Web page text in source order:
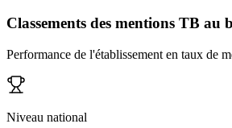
Classements des mentions TB au
Performance de l'établissement en taux de
Niveau national